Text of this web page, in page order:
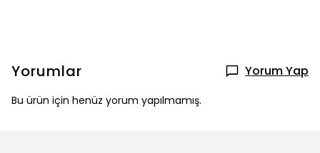
Yorumlar Yorum Yap
Bu ürün için henüz yorum yapılmamış.